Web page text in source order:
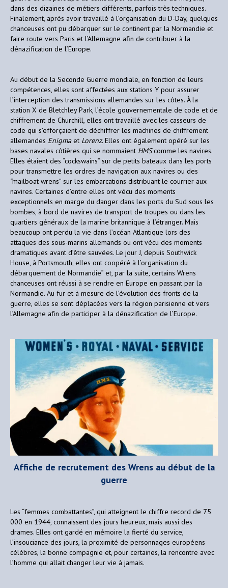
dans des dizaines de métiers différents, parfois très techniques.
Finalement, après avoir travaillé à l’organisation du D-Day, quelques
chanceuses ont pu débarquer sur le continent par la Normandie et
faire route vers Paris et l’Allemagne afin de contribuer à la
dénazification de l’Europe.
Au début de la Seconde Guerre mondiale, en fonction de leurs
compétences, elles sont affectées aux stations Y pour assurer
l’interception des transmissions allemandes sur les côtes. À la
station X de Bletchley Park, l’école gouvernementale de code et de
chiffrement de Churchill, elles ont travaillé avec les casseurs de
code qui s’efforçaient de déchiffrer les machines de chiffrement
allemandes Enigmaet Lorenz. Elles ont également opéré sur les
bases navales côtières qui se nommaient HMScomme les navires.
Elles étaient des “cockswains” sur de petits bateaux dans les ports
pour transmettre les ordres de navigation aux navires ou des
“mailboat wrens” sur les embarcations distribuant le courrier aux
navires. Certaines d’entre elles ont vécu des moments
exceptionnels en marge du danger dans les ports du Sud sous les
bombes, à bord de navires de transport de troupes ou dans les
quartiers généraux de la marine britannique à l’étranger. Mais
beaucoup ont perdu la vie dans l’océan Atlantique lors des
attaques des sous-marins allemands ou ont vécu des moments
dramatiques avant d’être sauvées. Le jour J, depuis Southwick
House, à Portsmouth, elles ont coopéré à l’organisation du
débarquement de Normandie” et, par la suite, certains Wrens
chanceuses ont réussi à se rendre en Europe en passant par la
Normandie. Au fur et à mesure de l’évolution des fronts de la
guerre, elles se sont déplacées vers la région parisienne et vers
l’Allemagne afin de participer à la dénazification de l’Europe.
Affiche de recrutement des Wrens au début de la
guerre
Les “femmes combattantes”, qui atteignent le chiffre record de 75
000 en 1944, connaissent des jours heureux, mais aussi des
drames. Elles ont gardé en mémoire la fierté du service,
l’insouciance des jours, la proximité de personnages européens
célèbres, la bonne compagnie et, pour certaines, la rencontre avec
l’homme qui allait changer leur vie à jamais.